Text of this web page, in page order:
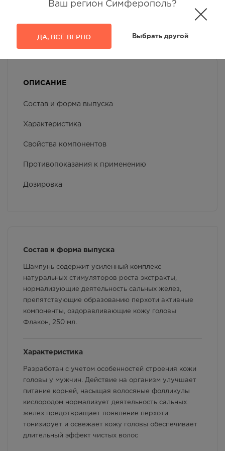
Ваш регион Симферополь?
ДА, ВСЁ ВЕРНО Выбрать другой
ОПИСАНИЕ
Состав и форма выпуска
Характеристика
Свойства компонентов
Противопоказания к применению
Дозировка
Состав и форма выпуска
Шампунь содержит усиленный комплекс
натуральных стимуляторов роста экстракты,
нормализующие деятельность сальных желез,
препятствующие образованию перхоти активные
компоненты, оздоравливающие кожу головы
Флакон, 250 мл.
Характеристика
Разработан с учетом особенностей строения кожи
головы у мужчин. Действие на организм улучшает
питание корней, насыщая волосяные фолликулы
кислородом нормализует деятельность сальных
желез предотвращает появление перхоти
тонизирует и освежает кожу головы обеспечивает
длительный эффект чистых волос